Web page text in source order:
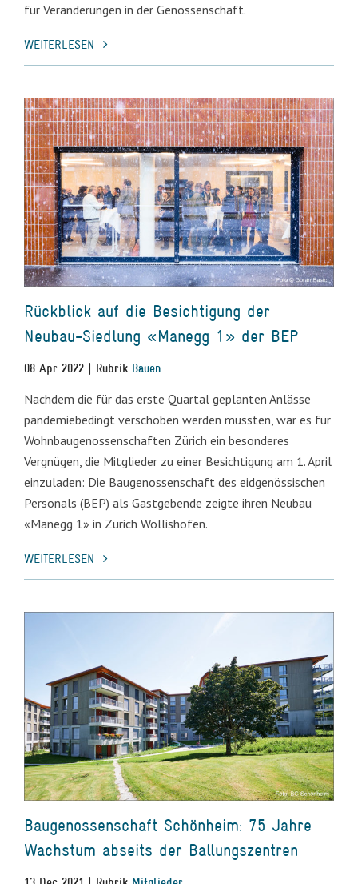
für Veränderungen in der Genossenschaft.
WEITERLESEN
Rückblick auf die Besichtigung der
Neubau-Siedlung «Manegg 1» der BEP
08 Apr 2022 | Rubrik Bauen
Nachdem die für das erste Quartal geplanten Anlässe
pandemiebedingt verschoben werden mussten, war es für
Wohnbaugenossenschaften Zürich ein besonderes
Vergnügen, die Mitglieder zu einer Besichtigung am 1. April
einzuladen: Die Baugenossenschaft des eidgenössischen
Personals (BEP) als Gastgebende zeigte ihren Neubau
«Manegg 1» in Zürich Wollishofen.
WEITERLESEN
Baugenossenschaft Schönheim: 75 Jahre
Wachstum abseits der Ballungszentren